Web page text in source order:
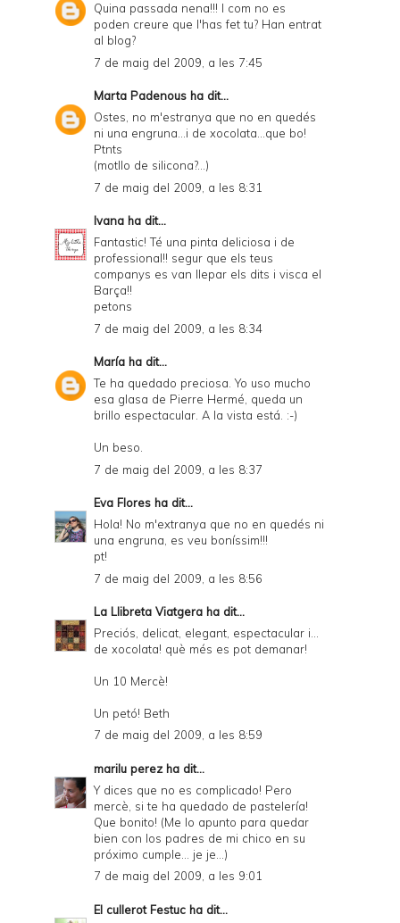
Quina passada nena!!! I com no es
poden creure que l'has fet tu? Han entrat
al blog?
7 de maig del 2009, a les 7:45
Marta Padenous ha dit...
Ostes, no m'estranya que no en quedés
ni una engruna...i de xocolata...que bo!
Ptnts
(motllo de silicona?...)
7 de maig del 2009, a les 8:31
Ivana ha dit...
Fantastic! Té una pinta deliciosa i de
professional!! segur que els teus
companys es van llepar els dits i visca el
Barça!!
petons
7 de maig del 2009, a les 8:34
María ha dit...
Te ha quedado preciosa. Yo uso mucho
esa glasa de Pierre Hermé, queda un
brillo espectacular. A la vista está. :-)
Un beso.
7 de maig del 2009, a les 8:37
Eva Flores ha dit...
Hola! No m'extranya que no en quedés ni
una engruna, es veu boníssim!!!
pt!
7 de maig del 2009, a les 8:56
La Llibreta Viatgera ha dit...
Preciós, delicat, elegant, espectacular i...
de xocolata! què més es pot demanar!
Un 10 Mercè!
Un petó! Beth
7 de maig del 2009, a les 8:59
marilu perez ha dit...
Y dices que no es complicado! Pero
mercè, si te ha quedado de pastelería!
Que bonito! (Me lo apunto para quedar
bien con los padres de mi chico en su
próximo cumple... je je...)
7 de maig del 2009, a les 9:01
El cullerot Festuc ha dit...